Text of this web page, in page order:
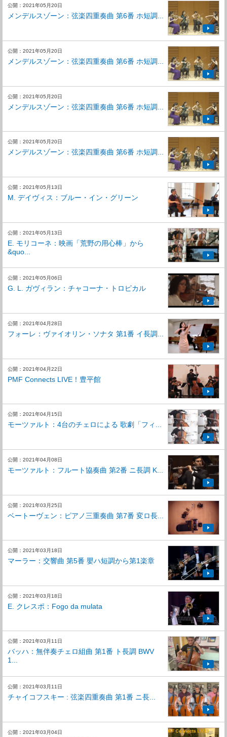
公開：2021年05月20日
メンデルスゾーン：弦楽四重奏曲 第6番 ホ短調...
公開：2021年05月20日
メンデルスゾーン：弦楽四重奏曲 第6番 ホ短調...
公開：2021年05月20日
メンデルスゾーン：弦楽四重奏曲 第6番 ホ短調...
公開：2021年05月20日
メンデルスゾーン：弦楽四重奏曲 第6番 ホ短調...
公開：2021年05月13日
M. デイヴィス：ブルー・イン・グリーン
公開：2021年05月13日
E. モリコーネ：映画「荒野の用心棒」から
&quo...
公開：2021年05月06日
G. L. ガヴィラン：チャコーナ・トロピカル
公開：2021年04月28日
フォーレ：ヴァイオリン・ソナタ 第1番 イ長調...
公開：2021年04月22日
PMF Connects LIVE！豊平館
公開：2021年04月15日
モーツァルト：4台のチェロによる 歌劇「フィ...
公開：2021年04月08日
モーツァルト：フルート協奏曲 第2番 ニ長調 K...
公開：2021年03月25日
ベートーヴェン：ピアノ三重奏曲 第7番 変ロ長...
公開：2021年03月18日
マーラー：交響曲 第5番 嬰ハ短調から第1楽章
公開：2021年03月18日
E. クレスポ：Fogo da mulata
公開：2021年03月11日
バッハ：無伴奏チェロ組曲 第1番 ト長調 BWV
1...
公開：2021年03月11日
チャイコフスキー : 弦楽四重奏曲 第1番 ニ長...
公開：2021年03月04日